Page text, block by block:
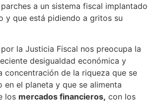
a un sistema fiscal implantado
y que está pidiendo a gritos su
la Justicia Fiscal nos preocupa la
desigualdad económica y
concentración de la riqueza que se
en el planeta y que se alimenta
los mercados financieros, con los